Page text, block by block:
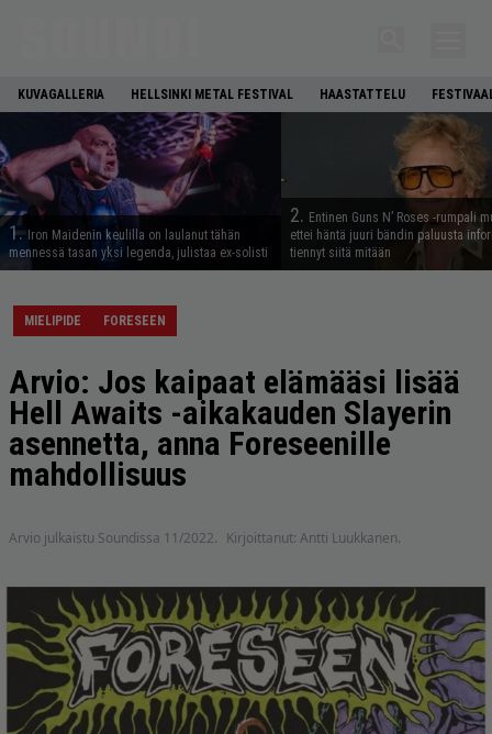
KUVAGALLERIA HELLSINKI METAL FESTIVAL HAASTATTELU
1. Iron Maidenin keulilla on laulanut tähän
mennessä tasan yksi legenda, julistaa ex-solisti
2. Entinen Guns N’ Roses -rumpali
ettei häntä juuri bändin paluusta
tiennyt siitä mitään
MIELIPIDE FORESEEN
Arvio: Jos kaipaat elämääsi lisää
Hell Awaits -aikakauden Slayerin
asennetta, anna Foreseenille
mahdollisuus
Arvio julkaistu Soundissa 11/2022. Kirjoittanut: Antti Luukkanen.